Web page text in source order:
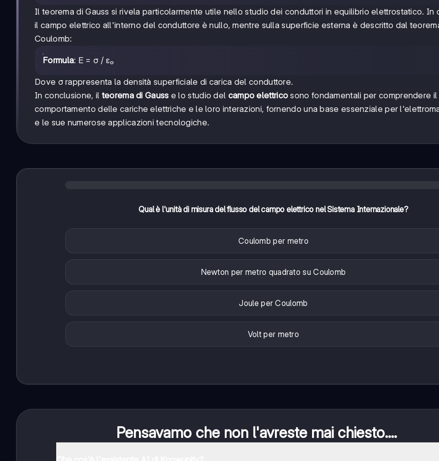
Il teorema di Gauss si rivela particolarmente utile nello studio dei conduttori in equilibrio elettrostatico. In
il campo elettrico all'interno del conduttore è nullo, mentre sulla superficie esterna è descritto dal
Coulomb:
Formula: E = σ / ε₀
Dove σ rappresenta la densità superficiale di carica del conduttore.
In conclusione, il teorema di Gauss e lo studio del campo elettrico sono fondamentali per comprendere il
comportamento delle cariche elettriche e le loro interazioni, fornendo una base essenziale per
e le sue numerose applicazioni tecnologiche.
Qual è l'unità di misura del flusso del campo elettrico nel Sistema Internazionale?
Coulomb per metro
Newton per metro quadrato su Coulomb
Joule per Coulomb
Volt per metro
Pensavamo che non l'avreste mai chiesto....